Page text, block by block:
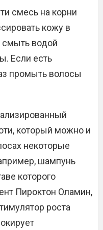
смесь на корни
кожу в
смыть водой
Если есть
промыть волосы
который можно и
некоторые
шампунь
которого
Пироктон Оламин,
роста